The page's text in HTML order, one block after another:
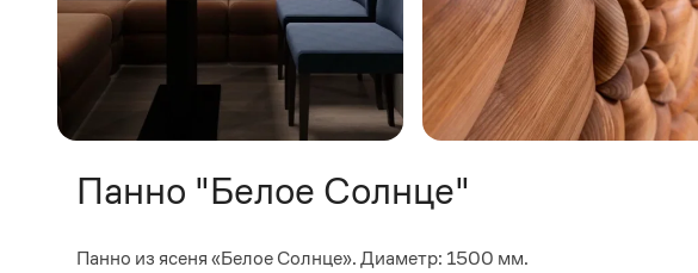
Панно "Белое Солнце"
Панно из ясеня «Белое Солнце». Диаметр: 1500 мм.